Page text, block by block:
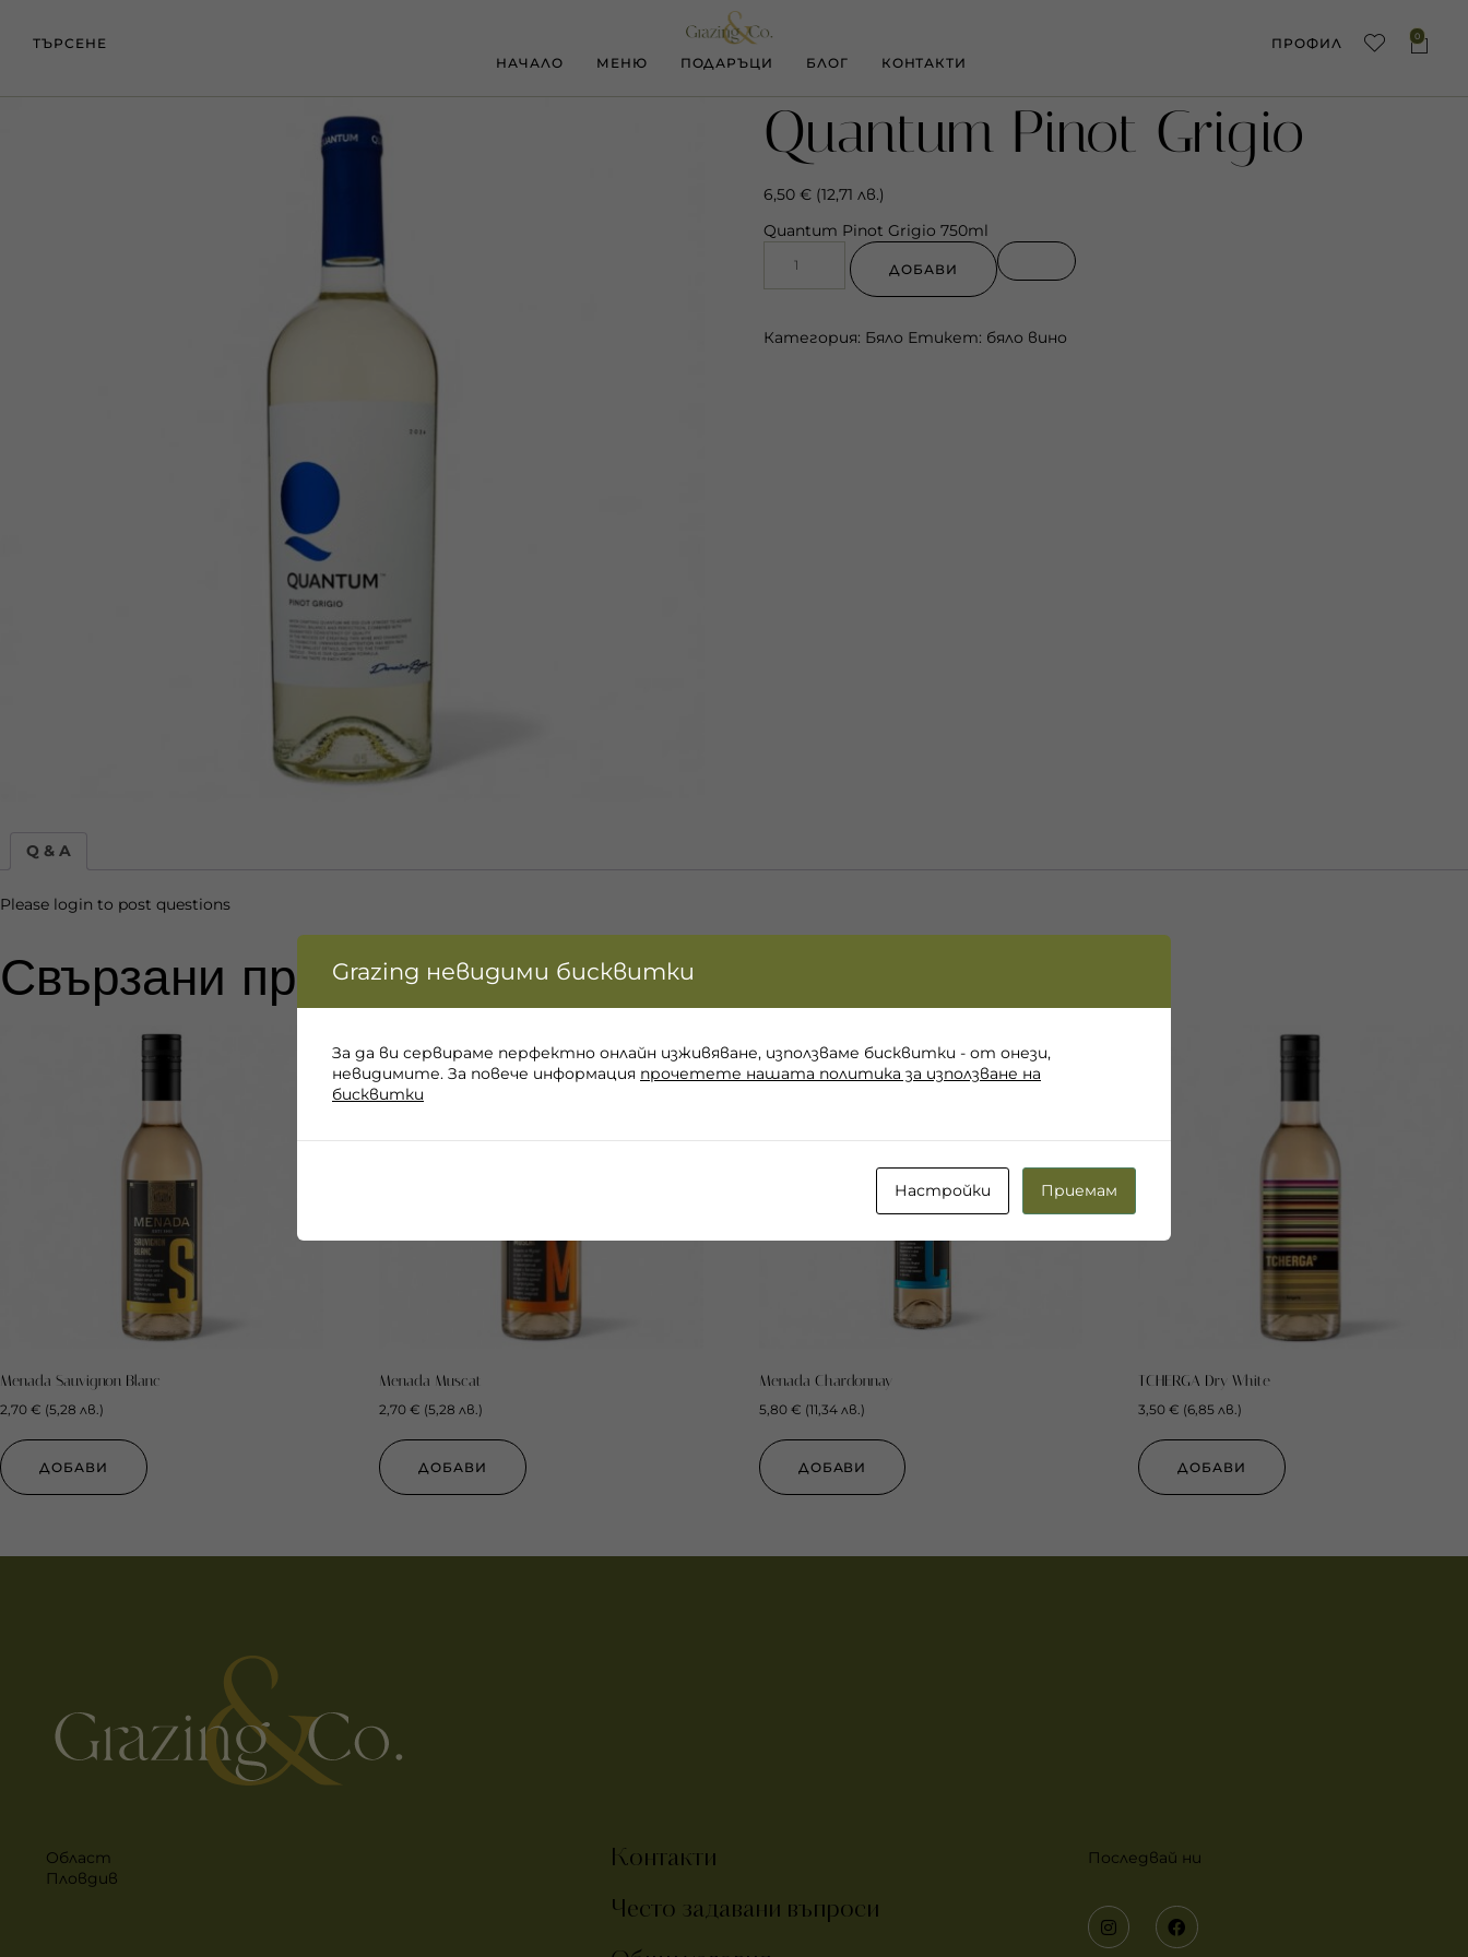
ТЪРСЕНЕ
НАЧАЛО
МЕНЮ ПОДАРЪЦИ БЛОГ КОНТАКТИ
ПРОФИЛ 0
Quantum Pinot Grigio
6,50 € (12,71 лв.)
Quantum Pinot Grigio 750ml
ДОБАВИ
Категория: Бяло Етикет: бяло вино
Q & A
Please login to post questions
Свързани продукти
Menada Sauvignon Blanc
2,70 € (5,28 лв.)
ДОБАВИ
Menada Muscat
2,70€ (5,28лв.)
ДОБАВИ
Menada Chardonnay
5,80 € (11,34 лв.)
ДОБАВИ
TCHERGA Dry White
3,50€ (6,85лв.)
ДОБАВИ
Област
Пловдив
Контакти
Често задавани въпроси
Последвай ни
Grazing невидими бисквитки
За да ви сервираме перфектно онлайн изживяване, използваме бисквитки - от онези,
невидимите. За повече информация прочетете нашата политика за използване на
бисквитки
Настройки Приемам